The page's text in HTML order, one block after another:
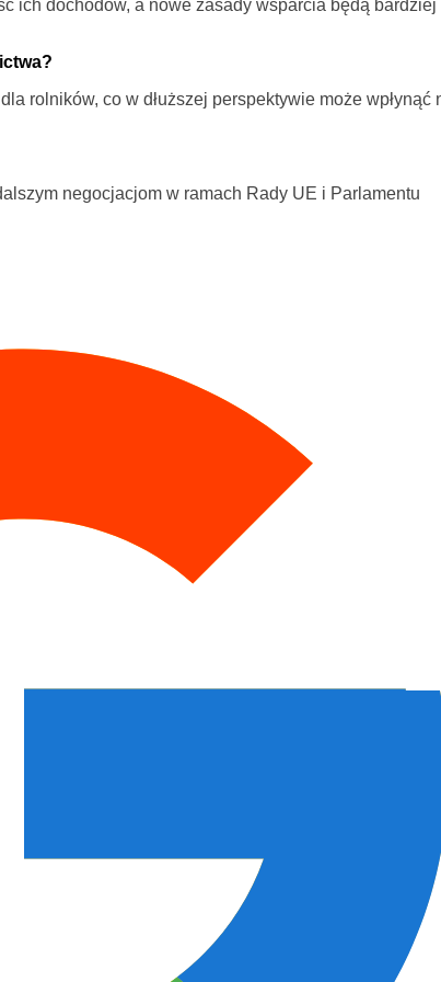
ich dochodów, a nowe zasady wsparcia będą bardziej
rolników, co w dłuższej perspektywie może wpłynąć
negocjacjom w ramach Rady UE i Parlamentu